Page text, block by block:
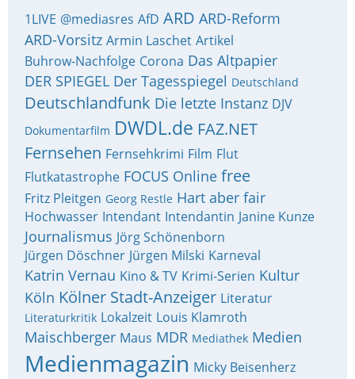
1LIVE @mediasres AfD ARD ARD-Reform
ARD-Vorsitz Armin Laschet Artikel
Buhrow-Nachfolge Corona Das Altpapier
DER SPIEGEL Der Tagesspiegel Deutschland
Deutschlandfunk Die letzte Instanz DJV
Dokumentarfilm DWDL.de FAZ.NET
Fernsehen Fernsehkrimi Film Flut
Flutkatastrophe FOCUS Online free
Fritz Pleitgen Georg Restle Hart aber fair
Hochwasser Intendant Intendantin Janine Kunze
Journalismus Jörg Schönenborn
Jürgen Döschner Jürgen Milski Karneval
Katrin Vernau Kino & TV Krimi-Serien Kultur
Köln Kölner Stadt-Anzeiger Literatur
Literaturkritik Lokalzeit Louis Klamroth
Maischberger Maus MDR Mediathek Medien
Medienmagazin Micky Beisenherz